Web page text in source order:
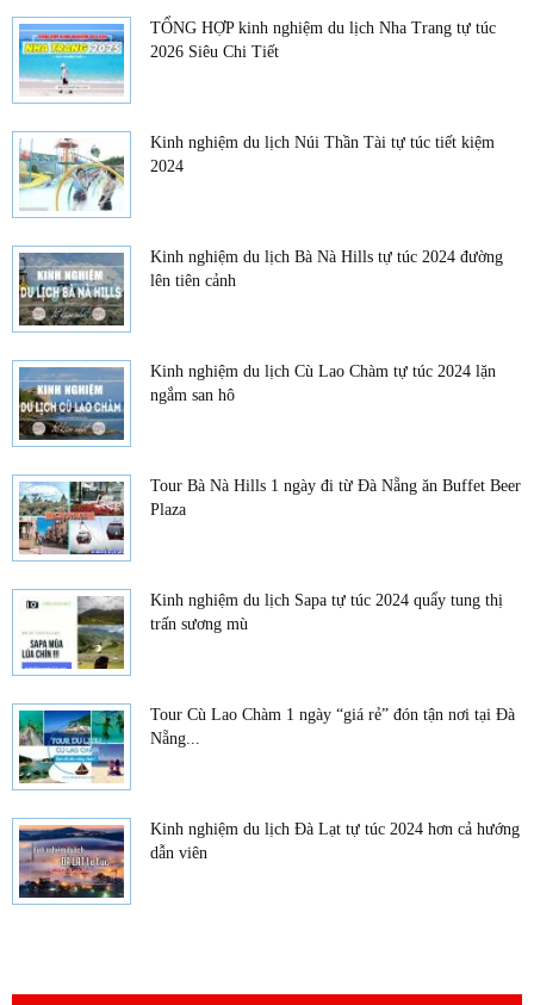
TỔNG HỢP kinh nghiệm du lịch Nha Trang tự túc
2026 Siêu Chi Tiết
Kinh nghiệm du lịch Núi Thần Tài tự túc tiết kiệm
2024
Kinh nghiệm du lịch Bà Nà Hills tự túc 2024 đường
lên tiên cảnh
Kinh nghiệm du lịch Cù Lao Chàm tự túc 2024 lặn
ngắm san hô
Tour Bà Nà Hills 1 ngày đi từ Đà Nẵng ăn Buffet Beer
Plaza
Kinh nghiệm du lịch Sapa tự túc 2024 quẩy tung thị
trấn sương mù
Tour Cù Lao Chàm 1 ngày “giá rẻ” đón tận nơi tại Đà
Nẵng...
Kinh nghiệm du lịch Đà Lạt tự túc 2024 hơn cả hướng
dẫn viên